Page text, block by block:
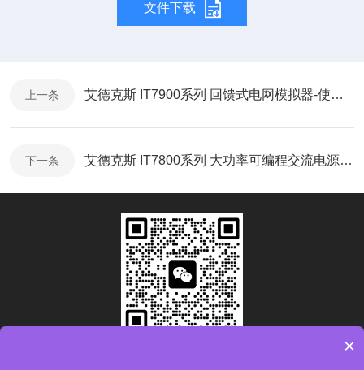
文件下载
上一条 艾德克斯 IT7900系列 回馈式电网模拟器-使用说明
下一条 艾德克斯 IT7800系列 大功率可编程交流电源-产品折页
×